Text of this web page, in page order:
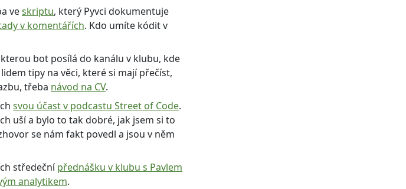
veskriptu, který Pyvci dokumentuje
v komentářích. Kdo umíte kódit v
bot posílá do kanálu v klubu, kde
tipy na věci, které si mají přečíst,
třeba návod na CV.
svou účast v podcastu Street of Code.
uší a bylo to tak dobré, jak jsem si to
se nám fakt povedl a jsou v něm
středečnípřednášku v klubu s Pavlem
analytikem.